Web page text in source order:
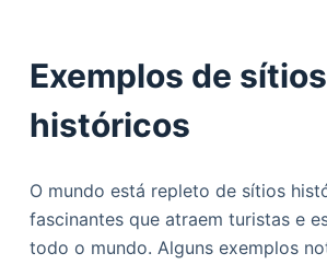
Exemplos de sítios
históricos
O mundo está repleto de sítios
fascinantes que atraem turistas e
todo o mundo. Alguns exemplos